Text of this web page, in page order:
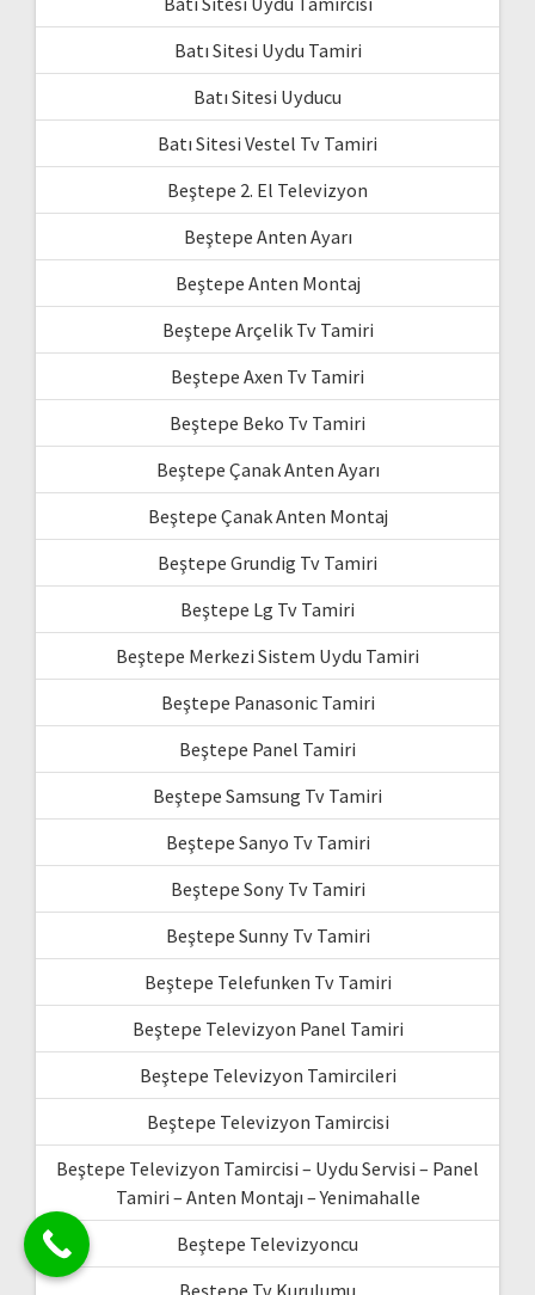
Batı Sitesi Uydu Tamiri
Batı Sitesi Uyducu
Batı Sitesi Vestel Tv Tamiri
Beştepe 2. El Televizyon
Beştepe Anten Ayarı
Beştepe Anten Montaj
Beştepe Arçelik Tv Tamiri
Beştepe Axen Tv Tamiri
Beştepe Beko Tv Tamiri
Beştepe Çanak Anten Ayarı
Beştepe Çanak Anten Montaj
Beştepe Grundig Tv Tamiri
Beştepe Lg Tv Tamiri
Beştepe Merkezi Sistem Uydu Tamiri
Beştepe Panasonic Tamiri
Beştepe Panel Tamiri
Beştepe Samsung Tv Tamiri
Beştepe Sanyo Tv Tamiri
Beştepe Sony Tv Tamiri
Beştepe Sunny Tv Tamiri
Beştepe Telefunken Tv Tamiri
Beştepe Televizyon Panel Tamiri
Beştepe Televizyon Tamircileri
Beştepe Televizyon Tamircisi
Beştepe Televizyon Tamircisi – Uydu Servisi – Panel
Tamiri – Anten Montajı – Yenimahalle
Beştepe Televizyoncu